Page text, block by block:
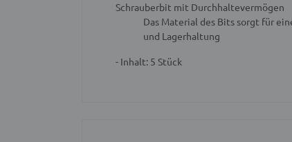
Schrauberbit mit Durchhaltevermögen
Das Material des Bits sorgt für
und Lagerhaltung
- Inhalt: 5 Stück